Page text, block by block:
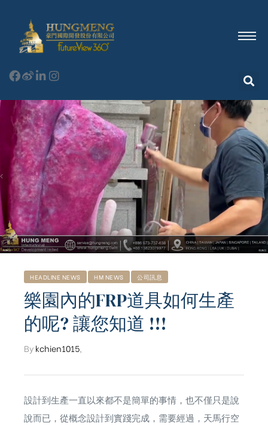
HEADLINE NEWS HM NEWS 公司訊息
樂園內的FRP道具如何生產
的呢? 讓您知道 !!!
Bykchien1015
設計到生產一直以來都不是簡單的事情，也不僅只是說
說而已，從概念設計到實踐完成，需要經過，天馬行空